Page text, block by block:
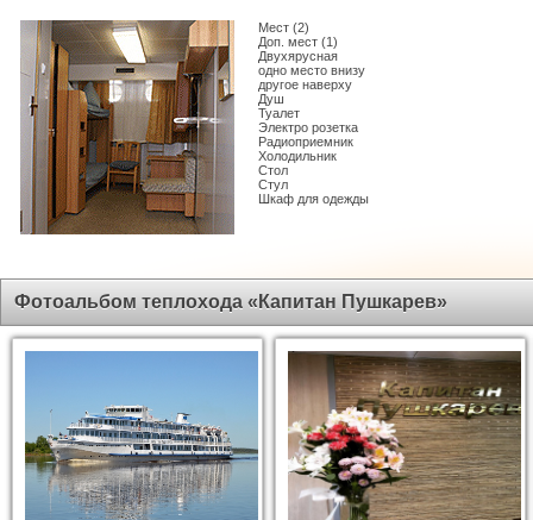
Мест (2)
Доп. мест (1)
Двухярусная
одно место внизу
другое наверху
Душ
Туалет
Электро розетка
Радиоприемник
Холодильник
Стол
Стул
Шкаф для одежды
Фотоальбом теплохода «Капитан Пушкарев»